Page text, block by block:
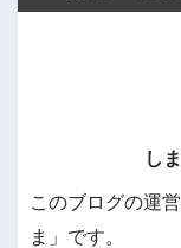
し
このブログの運
ま」です。